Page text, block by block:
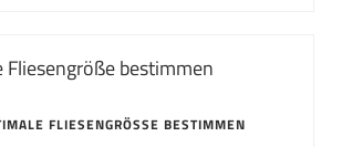
FLIESENGRÖSSE BESTIMMEN